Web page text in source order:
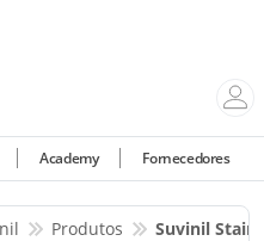
Academy Fornecedores
Produtos Suvinil